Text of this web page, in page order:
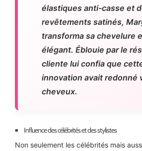
élastiques anti-casse et
revêtements satinés,
transforma sa chevelure
élégant. Éblouie par le
cliente lui confia que
innovation avait redonné
cheveux.
Influence des célébrités et des stylistes
Non seulement les célébrités mais